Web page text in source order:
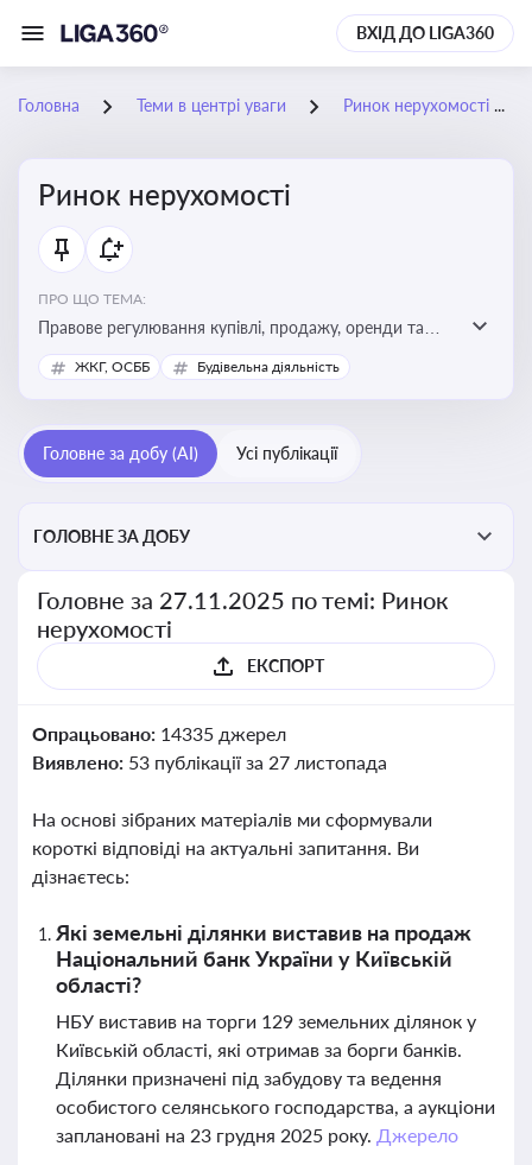
ВХІД ДО LIGA360
Головна Теми в центрі уваги Ринок нерухомості
Ринок нерухомості
ПРО ЩО ТЕМА:
Правове регулювання купівлі, продажу, оренди та
управління нерухомістю, що є ключовим для бізнесу,
інвесторів, забудовників і власників об’єктів майна
ЖКГ, ОСББ Будівельна діяльність
Головне за добу (AI) Усі публікації
ГОЛОВНЕ ЗА ДОБУ
Головне за 27.11.2025 по темі: Ринок
нерухомості
ЕКСПОРТ
Опрацьовано: 14335 джерел
Виявлено: 53 публікації за 27 листопада
На основі зібраних матеріалів ми сформували
короткі відповіді на актуальні запитання. Ви
дізнаєтесь:
Які земельні ділянки виставив на продаж
Національний банк України у Київській
області?
НБУ виставив на торги 129 земельних ділянок у
Київській області, які отримав за борги банків.
Ділянки призначені під забудову та ведення
особистого селянського господарства, а аукціони
заплановані на 23 грудня 2025 року. Джерело